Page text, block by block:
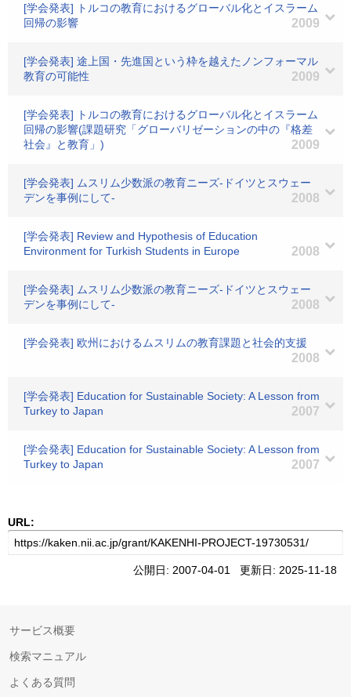
[学会発表] トルコの教育におけるグローバル化とイスラーム
回帰の影響
2009
[学会発表] 途上国・先進国という枠を越えたノンフォーマル
教育の可能性
2009
[学会発表] トルコの教育におけるグローバル化とイスラーム
回帰の影響(課題研究「グローバリゼーションの中の『格差
社会』と教育」)
2009
[学会発表] ムスリム少数派の教育ニーズ-ドイツとスウェー
デンを事例にして-
2008
[学会発表] Review and Hypothesis of Education
Environment for Turkish Students in Europe
2008
[学会発表] ムスリム少数派の教育ニーズ-ドイツとスウェー
デンを事例にして-
2008
[学会発表] 欧州におけるムスリムの教育課題と社会的支援
2008
[学会発表] Education for Sustainable Society: A Lesson from
Turkey to Japan
2007
[学会発表] Education for Sustainable Society: A Lesson from
Turkey to Japan
2007
URL:
公開日: 2007-04-01 更新日: 2025-11-18
サービス概要
検索マニュアル
よくある質問